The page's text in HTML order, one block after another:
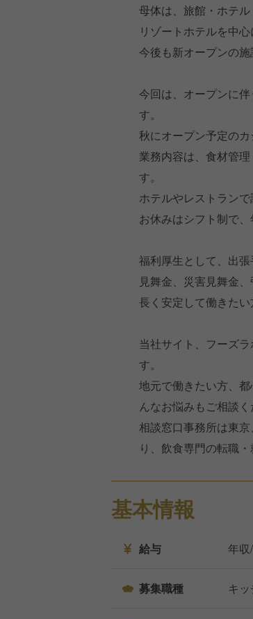
母体は、旅館・ホテル
リゾートホテルを中
今後も新オープンの施
今回は、オープンに
す。
秋にオープン予定のカ
業務内容は、食材管
す。
ホテルやレストランで
お休みはシフト制で、
福利厚生として、出
見舞金、災害見舞金
長く安定して働きたい
当社サイト、フーズ
す。
地元で働きたい方、
んなお悩みもご相談く
相談窓口事務所は東
り、飲食専門の転職
基本情報
給与 年収
募集職種 キ